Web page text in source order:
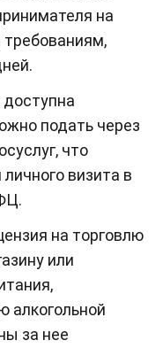
на
доступна
подать через
что
визита в
на торговлю
или
алкогольной
за нее